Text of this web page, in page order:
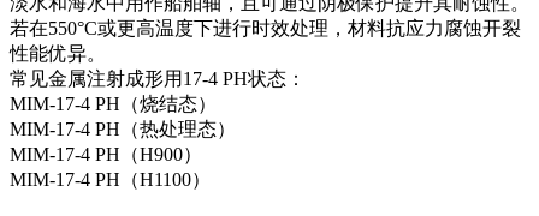
若在550°C或更高温度下进行时效处理，材料抗应力腐蚀开裂
性能优异。
常见金属注射成形用17-4 PH状态：
MIM-17-4 PH（烧结态）
MIM-17-4 PH（热处理态）
MIM-17-4 PH（H900）
MIM-17-4 PH（H1100）